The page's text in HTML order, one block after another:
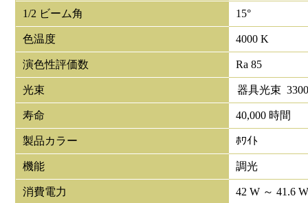
1/2 ビーム角 15°
色温度 4000 K
演色性評価数 Ra 85
光束 器具光束
寿命 40,000 時間
製品カラー ﾎﾜｲﾄ
機能 調光
消費電力 42 W ～ 41.6